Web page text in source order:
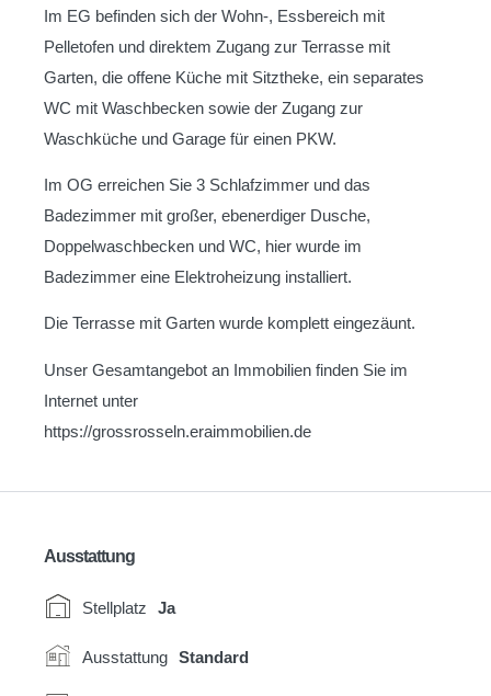
Im EG befinden sich der Wohn-, Essbereich mit
Pelletofen und direktem Zugang zur Terrasse mit
Garten, die offene Küche mit Sitztheke, ein separates
WC mit Waschbecken sowie der Zugang zur
Waschküche und Garage für einen PKW.
Im OG erreichen Sie 3 Schlafzimmer und das
Badezimmer mit großer, ebenerdiger Dusche,
Doppelwaschbecken und WC, hier wurde im
Badezimmer eine Elektroheizung installiert.
Die Terrasse mit Garten wurde komplett eingezäunt.
Unser Gesamtangebot an Immobilien finden Sie im
Internet unter
https://grossrosseln.eraimmobilien.de
Ausstattung
Stellplatz Ja
Ausstattung Standard